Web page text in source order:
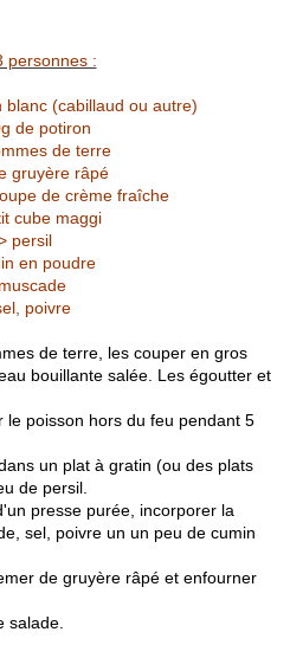
personnes :
blanc (cabillaud ou autre)
de potiron
de terre
gruyère râpé
de crème fraîche
cube maggi
persil
en poudre
poivre
de terre, les couper en gros
bouillante salée. Les égoutter et
le poisson hors du feu pendant 5
un plat à gratin (ou des plats
de persil.
presse purée, incorporer la
sel, poivre un un peu de cumin
de gruyère râpé et enfourner
salade.